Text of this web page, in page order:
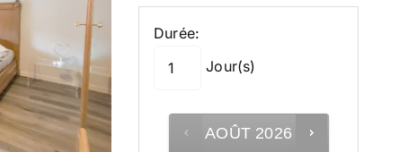
Durée:
Jour(s)
AOÛT 2026